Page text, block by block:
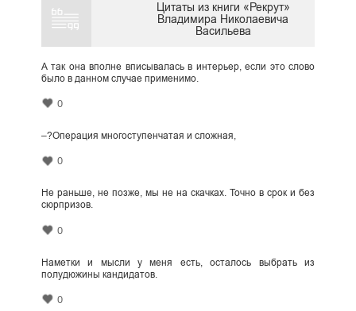
Цитаты из книги «Рекрут»
Владимира Николаевича
Васильева
А так она вполне вписывалась в интерьер, если это слово
было в данном случае применимо.
0
–?Операция многоступенчатая и сложная,
0
Не раньше, не позже, мы не на скачках. Точно в срок и без
сюрпризов.
0
Наметки и мысли у меня есть, осталось выбрать из
полудюжины кандидатов.
0